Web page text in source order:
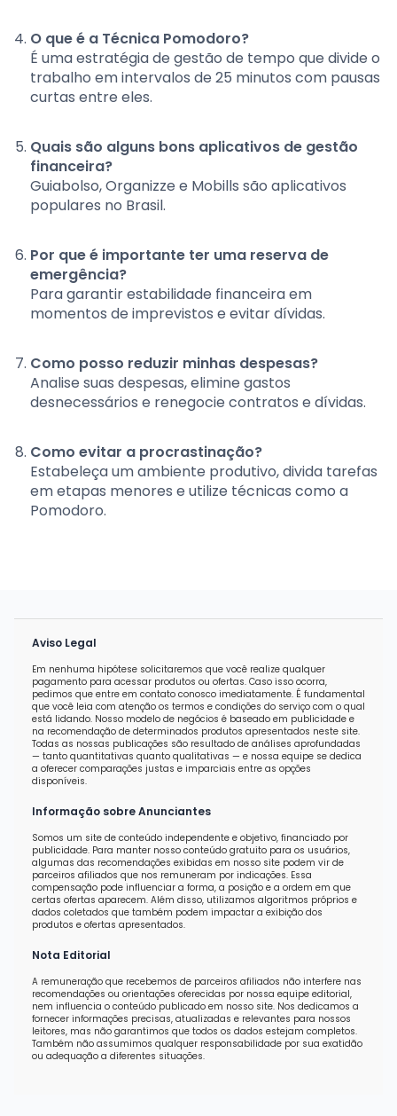
O que é a Técnica Pomodoro?
É uma estratégia de gestão de tempo que divide o
trabalho em intervalos de 25 minutos com pausas
curtas entre eles.
Quais são alguns bons aplicativos de gestão
financeira?
Guiabolso, Organizze e Mobills são aplicativos
populares no Brasil.
Por que é importante ter uma reserva de
emergência?
Para garantir estabilidade financeira em
momentos de imprevistos e evitar dívidas.
Como posso reduzir minhas despesas?
Analise suas despesas, elimine gastos
desnecessários e renegocie contratos e dívidas.
Como evitar a procrastinação?
Estabeleça um ambiente produtivo, divida tarefas
em etapas menores e utilize técnicas como a
Pomodoro.
Aviso Legal
Em nenhuma hipótese solicitaremos que você realize qualquer
pagamento para acessar produtos ou ofertas. Caso isso ocorra,
pedimos que entre em contato conosco imediatamente. É fundamental
que você leia com atenção os termos e condições do serviço com o qual
está lidando. Nosso modelo de negócios é baseado em publicidade e
na recomendação de determinados produtos apresentados neste site.
Todas as nossas publicações são resultado de análises aprofundadas
— tanto quantitativas quanto qualitativas — e nossa equipe se dedica
a oferecer comparações justas e imparciais entre as opções
disponíveis.
Informação sobre Anunciantes
Somos um site de conteúdo independente e objetivo, financiado por
publicidade. Para manter nosso conteúdo gratuito para os usuários,
algumas das recomendações exibidas em nosso site podem vir de
parceiros afiliados que nos remuneram por indicações. Essa
compensação pode influenciar a forma, a posição e a ordem em que
certas ofertas aparecem. Além disso, utilizamos algoritmos próprios e
dados coletados que também podem impactar a exibição dos
produtos e ofertas apresentados.
Nota Editorial
A remuneração que recebemos de parceiros afiliados não interfere nas
recomendações ou orientações oferecidas por nossa equipe editorial,
nem influencia o conteúdo publicado em nosso site. Nos dedicamos a
fornecer informações precisas, atualizadas e relevantes para nossos
leitores, mas não garantimos que todos os dados estejam completos.
Também não assumimos qualquer responsabilidade por sua exatidão
ou adequação a diferentes situações.